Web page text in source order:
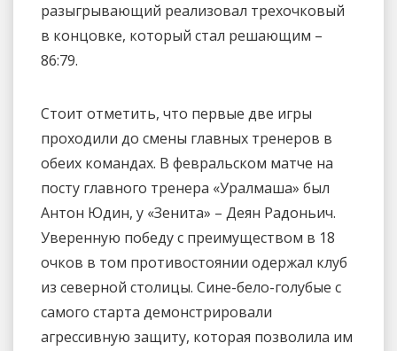
разыгрывающий реализовал трехочковый
в концовке, который стал решающим –
86:79.
Стоит отметить, что первые две игры
проходили до смены главных тренеров в
обеих командах. В февральском матче на
посту главного тренера «Уралмаша» был
Антон Юдин, у «Зенита» – Деян Радоньич.
Уверенную победу с преимуществом в 18
очков в том противостоянии одержал клуб
из северной столицы. Сине-бело-голубые с
самого старта демонстрировали
агрессивную защиту, которая позволила им